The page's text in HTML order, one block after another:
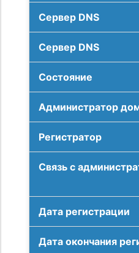
Сервер DNS
Сервер DNS
Соcтояние
Администратор
Регистратор
Связь с
Дата регистрации
Дата окончания